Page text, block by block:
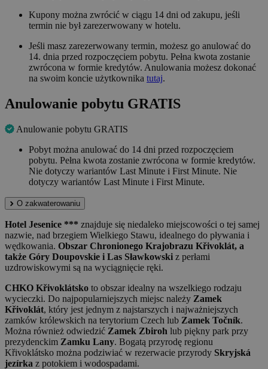
Kupony można zwrócić w ciągu 14 dni od zakupu, jeśli
termin nie był zarezerwowany w hotelu.
Jeśli masz zarezerwowany termin, możesz go anulować do
14. dnia przed rozpoczęciem pobytu. Pełna kwota zostanie
zwrócona w formie kredytów. Anulowania możesz dokonać
na swoim koncie użytkownika tutaj.
Anulowanie pobytu GRATIS
Anulowanie pobytu GRATIS
Pobyt można anulować do 14 dni przed rozpoczęciem
pobytu. Pełna kwota zostanie zwrócona w formie kredytów.
Nie dotyczy wariantów Last Minute i First Minute. Nie
dotyczy wariantów Last Minute i First Minute.
O zakwaterowaniu
Hotel Jesenice *** znajduje się niedaleko miejscowości o tej samej
nazwie, nad brzegiem Wielkiego Stawu, idealnego do pływania i
wędkowania. Obszar Chronionego Krajobrazu Křivoklát, a
także Góry Doupovskie i Las Sławkowski z perłami
uzdrowiskowymi są na wyciągnięcie ręki.
CHKO Křivoklátsko to obszar idealny na wszelkiego rodzaju
wycieczki. Do najpopularniejszych miejsc należy Zamek
Křivoklát, który jest jednym z najstarszych i najważniejszych
zamków królewskich na terytorium Czech lub Zamek Točník.
Można również odwiedzić Zamek Zbiroh lub piękny park przy
prezydenckim Zamku Lany. Bogatą przyrodę regionu
Křivoklátsko można podziwiać w rezerwacie przyrody Skryjská
jezírka z potokiem i wodospadami.